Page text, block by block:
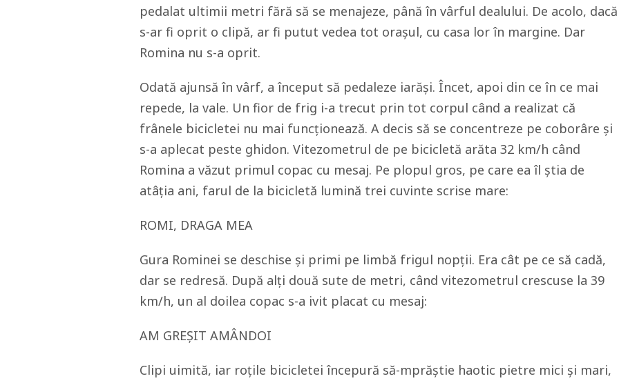
pedalat ultimii metri fără să se menajeze, până în vârful dealului. De acolo, dacă
s-ar fi oprit o clipă, ar fi putut vedea tot orașul, cu casa lor în margine. Dar
Romina nu s-a oprit.
Odată ajunsă în vârf, a început să pedaleze iarăși. Încet, apoi din ce în ce mai
repede, la vale. Un fior de frig i-a trecut prin tot corpul când a realizat că
frânele bicicletei nu mai funcționează. A decis să se concentreze pe coborâre și
s-a aplecat peste ghidon. Vitezometrul de pe bicicletă arăta 32 km/h când
Romina a văzut primul copac cu mesaj. Pe plopul gros, pe care ea îl știa de
atâția ani, farul de la bicicletă lumină trei cuvinte scrise mare:
ROMI, DRAGA MEA
Gura Rominei se deschise și primi pe limbă frigul nopții. Era cât pe ce să cadă,
dar se redresă. După alți două sute de metri, când vitezometrul crescuse la 39
km/h, un al doilea copac s-a ivit placat cu mesaj:
AM GREȘIT AMÂNDOI
Clipi uimită, iar roțile bicicletei începură să-mprăștie haotic pietre mici și mari,